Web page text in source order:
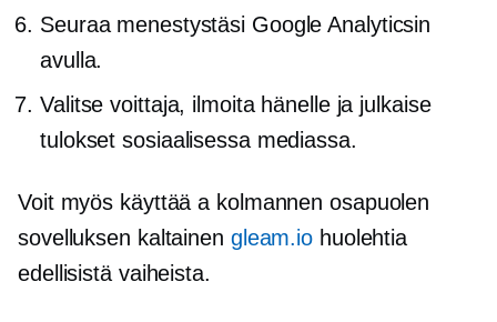
Seuraa menestystäsi Google Analyticsin
avulla.
Valitse voittaja, ilmoita hänelle ja julkaise
tulokset sosiaalisessa mediassa.
Voit myös käyttää a kolmannen osapuolen
sovelluksen kaltainen gleam.io huolehtia
edellisistä vaiheista.